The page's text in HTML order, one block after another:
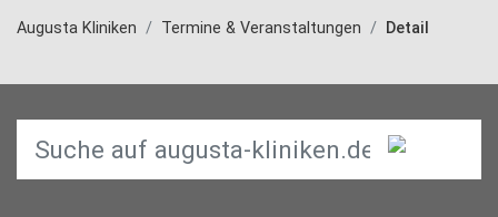
Augusta Kliniken Termine & Veranstaltungen Detail